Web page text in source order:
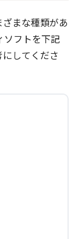
まな種類があ
ソフトを下記
してくださ